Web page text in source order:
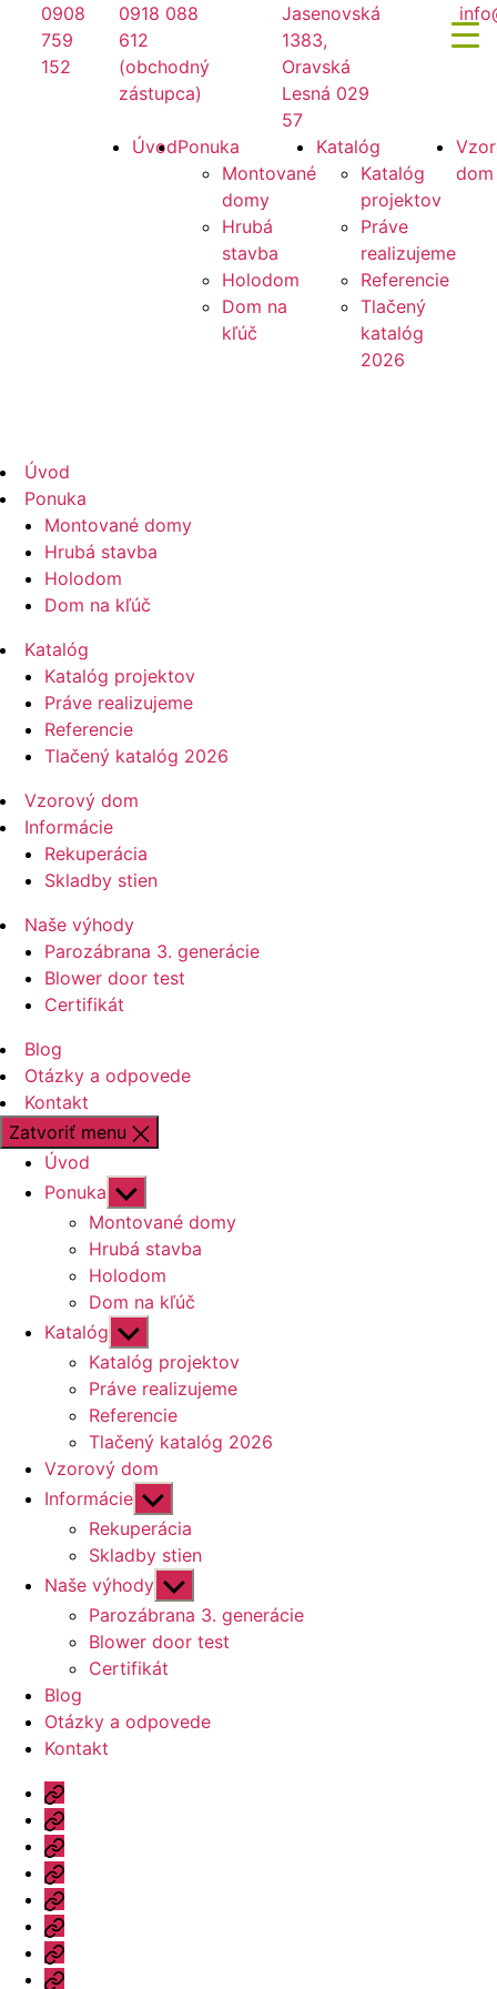
Preskočiť
obsah
0908
759
152
0918 088
612
(obchodný
zástupca)
Jasenovská
1383,
Oravská
Lesná 029
57
Mirano
ÚvodPonuka
Montované
domy
Hrubá
stavba
Holodom
Dom na
kľúč
Katalóg
Katalóg
projektov
Práve
realizujeme
Referencie
Tlačený
katalóg
2026
dom
Úvod
Ponuka
Montované domy
Hrubá stavba
Holodom
Dom na kľúč
Katalóg
Katalóg projektov
Práve realizujeme
Referencie
Tlačený katalóg 2026
Vzorový dom
Informácie
Rekuperácia
Skladby stien
Naše výhody
Parozábrana 3. generácie
Blower door test
Certifikát
Blog
Otázky a odpovede
Kontakt
Zatvoriť menu
Úvod
Ponuka Zobraziť
druhú
úroveň
navigácie
Montované domy
Hrubá stavba
Holodom
Dom na kľúč
Katalóg Zobraziť
druhú
úroveň
navigácie
Katalóg projektov
Práve realizujeme
Referencie
Tlačený katalóg 2026
Vzorový dom
Informácie Zobraziť
druhú
úroveň
navigácie
Rekuperácia
Skladby stien
Naše výhody Zobraziť
druhú
úroveň
navigácie
Parozábrana 3. generácie
Blower door test
Certifikát
Blog
Otázky a odpovede
Kontakt
Úvod
Ponuka
Katalóg
Vzorový
dom
Informácie
Naše
výhody
Blog
Otázky